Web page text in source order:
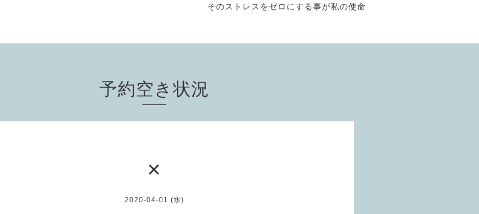
そのストレスをゼロにする事が私の使命
予約空き状況
✕
2020-04-01 (水)